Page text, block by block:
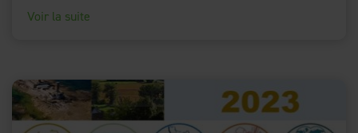
Voir la suite